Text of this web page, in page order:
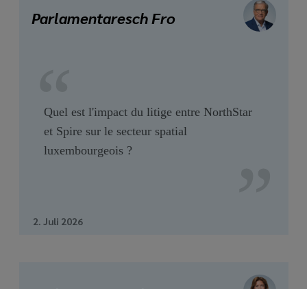
media
links
Parlamentaresch Fro
Quel est l'impact du litige entre NorthStar
et Spire sur le secteur spatial
luxembourgeois ?
2. Juli 2026